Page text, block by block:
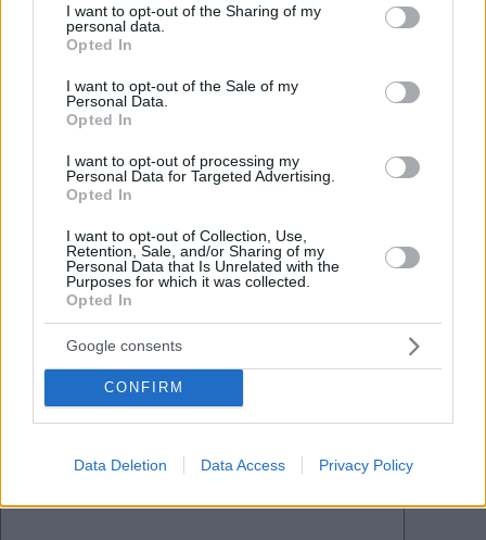
not limited to your visit or usage behaviour. You may click to
grant or deny consent to Google and its third-party tags to
use your data for below specified purposes in below Google
consent section.
I want to opt-out of the Sharing of my
personal data.
Opted In
I want to opt-out of the Sale of my
Personal Data.
Opted In
I want to opt-out of processing my
Personal Data for Targeted Advertising.
Opted In
I want to opt-out of Collection, Use,
Retention, Sale, and/or Sharing of my
Personal Data that Is Unrelated with the
Purposes for which it was collected.
Opted In
Google consents
CONFIRM
Data Deletion Data Access Privacy Policy
guerra in ucraina
Leave a Reply
Your email address will not be published.
*
*
Add Comment*